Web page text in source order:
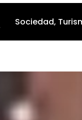
Sociedad,